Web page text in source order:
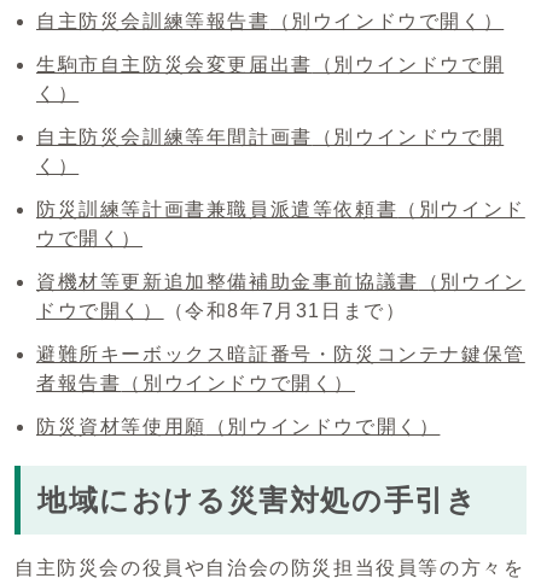
自主防災会訓練等報告書 （別ウインドウで開く）
生駒市自主防災会変更届出書
（別ウインドウで開
く）
自主防災会訓練等年間計画書
（別ウインドウで開
く）
防災訓練等計画書兼職員派遣等依頼書 （別ウインド
ウで開く）
資機材等更新追加整備補助金事前協議書
（別ウイン
ドウで開く）
（令和8年7月31日まで）
避難所キーボックス暗証番号・防災コンテナ鍵保管
者報告書 （別ウインドウで開く）
防災資材等使用願 （別ウインドウで開く）
地域における災害対処の手引き
自主防災会の役員や自治会の防災担当役員等の方々を